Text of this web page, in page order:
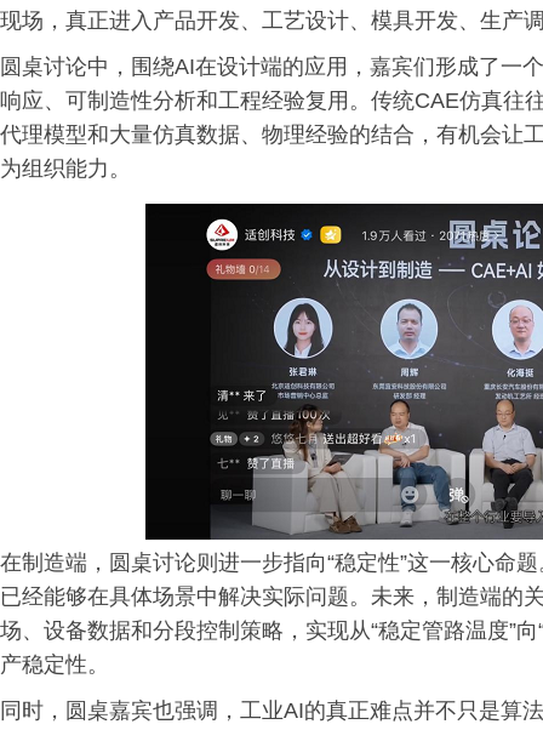
现场，真正进入产品开发、工艺设计、模具开发、生产
圆桌讨论中，围绕AI在设计端的应用，嘉宾们形成了一
响应、可制造性分析和工程经验复用。传统CAE仿真往
代理模型和大量仿真数据、物理经验的结合，有机会让
为组织能力。
在制造端，圆桌讨论则进一步指向“稳定性”这一核心命
已经能够在具体场景中解决实际问题。未来，制造端的
场、设备数据和分段控制策略，实现从“稳定管路温度”
产稳定性。
同时，圆桌嘉宾也强调，工业AI的真正难点并不只是算